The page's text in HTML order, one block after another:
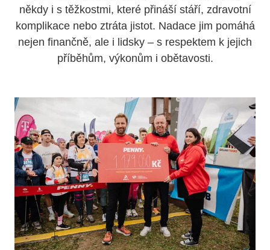
někdy i s těžkostmi, které přináší stáří, zdravotní
komplikace nebo ztráta jistot. Nadace jim pomáhá
nejen finančně, ale i lidsky – s respektem k jejich
příběhům, výkonům i obětavosti.